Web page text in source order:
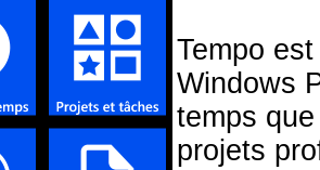
Tempo
Windows
temps
projets